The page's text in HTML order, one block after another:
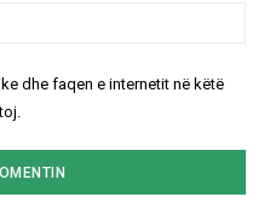
dhe faqen e internetit në këtë